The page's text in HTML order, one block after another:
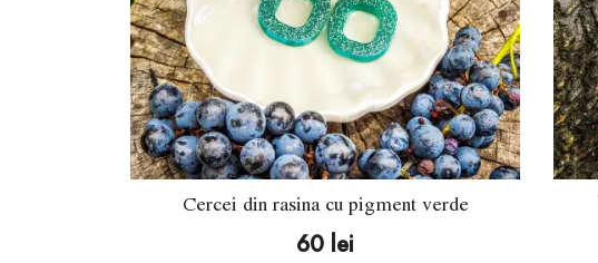
Cercei din rasina cu pigment verde
60 lei